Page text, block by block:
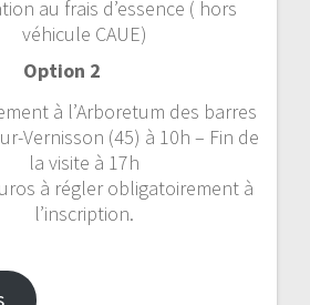
au frais d’essence ( hors
véhicule CAUE)
Option 2
à l’Arboretum des barres
Vernisson (45) à 10h – Fin de
la visite à 17h
à régler obligatoirement à
l’inscription.